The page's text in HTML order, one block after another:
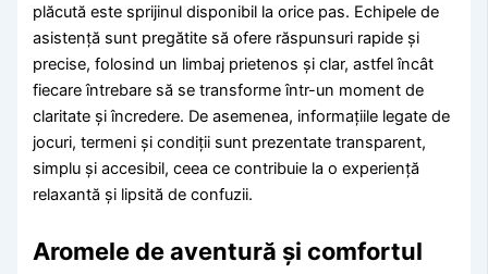
plăcută este sprijinul disponibil la orice pas. Echipele de
asistență sunt pregătite să ofere răspunsuri rapide și
precise, folosind un limbaj prietenos și clar, astfel încât
fiecare întrebare să se transforme într-un moment de
claritate și încredere. De asemenea, informațiile legate de
jocuri, termeni și condiții sunt prezentate transparent,
simplu și accesibil, ceea ce contribuie la o experiență
relaxantă și lipsită de confuzii.
Aromele de aventură și comfortul